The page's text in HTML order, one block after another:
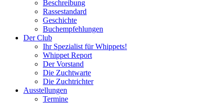
Beschreibung
Rassestandard
Geschichte
Buchempfehlungen
Der Club
Ihr Spezialist für Whippets!
Whippet Report
Der Vorstand
Die Zuchtwarte
Die Zuchtrichter
Ausstellungen
Termine